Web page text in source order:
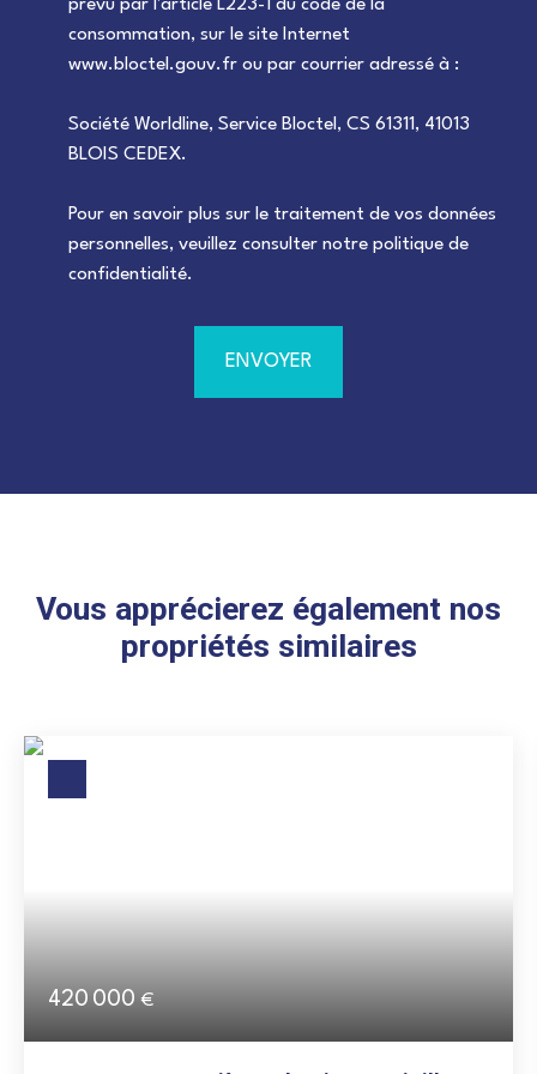
prévu par l'article L223-1 du code de la
consommation, sur le site Internet
www.bloctel.gouv.fr ou par courrier adressé à :
Société Worldline, Service Bloctel, CS 61311, 41013
BLOIS CEDEX.
Pour en savoir plus sur le traitement de vos données
personnelles, veuillez consulter notre politique de
confidentialité.
ENVOYER
Vous apprécierez également nos
propriétés similaires
420 000€